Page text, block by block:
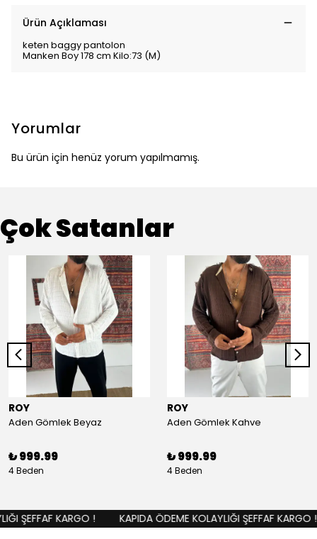
Ürün Açıklaması
keten baggy pantolon
Manken Boy 178 cm Kilo:73 (M)
Yorumlar
Bu ürün için henüz yorum yapılmamış.
Çok Satanlar
ROY
Aden Gömlek Beyaz
₺ 999.99
4 Beden
ROY
Aden Gömlek Kahve
₺ 999.99
4 Beden
ŞEFFAF KARGO ! KAPIDA ÖDEME KOLAYLIĞI ŞEFFAF KARGO !